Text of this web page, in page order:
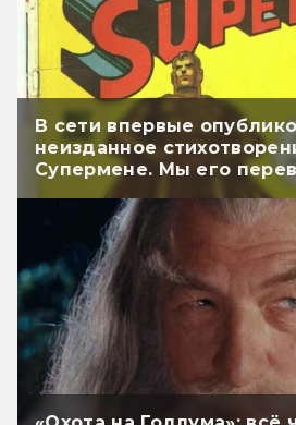
В сети впервые
неизданное
Супермене. Мы его